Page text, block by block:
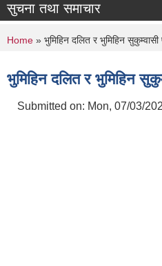
सुचना तथा समाचार
You are here
Home » भुमिहिन दलित र भुमिहिन
भुमिहिन दलित र भुमिहिन
Submitted on: Mon, 07/03/